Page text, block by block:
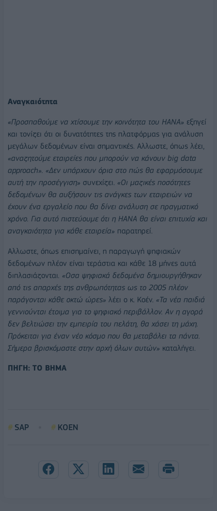
Αναγκαιότητα
«Προσπαθούμε να χτίσουμε την κοινότητα του HANA» εξηγεί
και τονίζει ότι οι δυνατότητες της πλατφόρμας για ανάλυση
μεγάλων δεδομένων είναι σημαντικές. Αλλωστε, όπως λέει,
«αναζητούμε εταιρείες που μπορούν να κάνουν big data
approach». «Δεν υπάρχουν όρια στο πώς θα εφαρμόσουμε
αυτή την προσέγγιση» συνεχίζει. «Οι μαζικές ποσότητες
δεδομένων θα αυξήσουν τις ανάγκες των εταιρειών να
έχουν ένα εργαλείο που θα δίνει ανάλυση σε πραγματικό
χρόνο. Για αυτό πιστεύουμε ότι η HANA θα είναι επιτυχία και
αναγκαιότητα για κάθε εταιρεία» παρατηρεί.
Αλλωστε, όπως επισημαίνει, η παραγωγή ψηφιακών
δεδομένων πλέον είναι τεράστια και κάθε 18 μήνες αυτά
διπλασιάζονται . «Οσα ψηφιακά δεδομένα δημιουργήθηκαν
από τις απαρχές της ανθρωπότητας ως το 2005 πλέον
παράγονται κάθε οκτώ ώρες» λέει ο κ. Κοέν. «Τα νέα παιδιά
γεννιούνται έτοιμα για το ψηφιακό περιβάλλον. Αν η αγορά
δεν βελτιώσει την εμπειρία του πελάτη, θα χάσει τη μάχη.
Πρόκειται για έναν νέο κόσμο που θα μεταβάλει τα πάντα.
Σήμερα βρισκόμαστε στην αρχή όλων αυτών» καταλήγει.
ΠΗΓΗ: ΤΟ ΒΗΜΑ
SAP ΚΟΕΝ